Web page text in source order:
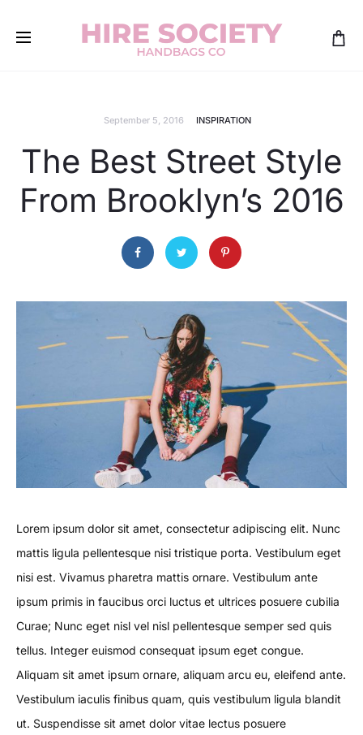
September 5, 2016 INSPIRATION
The Best Street Style
From Brooklyn’s 2016
Lorem ipsum dolor sit amet, consectetur adipiscing elit. Nunc
mattis ligula pellentesque nisi tristique porta. Vestibulum eget
nisi est. Vivamus pharetra mattis ornare. Vestibulum ante
ipsum primis in faucibus orci luctus et ultrices posuere cubilia
Curae; Nunc eget nisl vel nisl pellentesque semper sed quis
tellus. Integer euismod consequat ipsum eget congue.
Aliquam sit amet ipsum ornare, aliquam arcu eu, eleifend ante.
Vestibulum iaculis finibus quam, quis vestibulum ligula blandit
ut. Suspendisse sit amet dolor vitae lectus posuere